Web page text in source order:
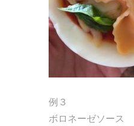
例３
ボロネーゼソース